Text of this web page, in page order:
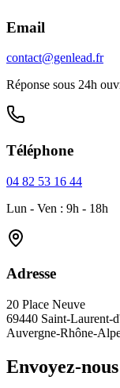
Email
contact@genlead.fr
Réponse sous 24h
Téléphone
04 82 53 16 44
Lun - Ven : 9h - 18h
Adresse
20 Place Neuve
69440 Saint-Laurent-
Auvergne-Rhône-
Envoyez-